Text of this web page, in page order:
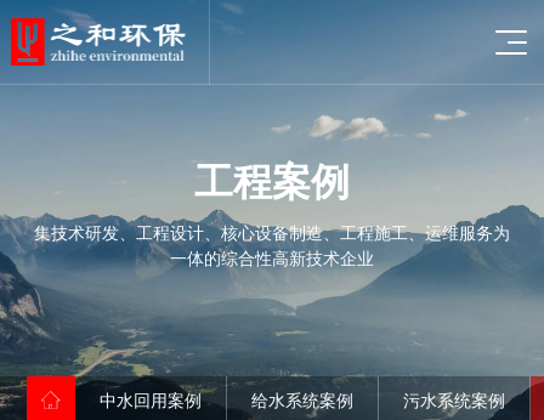
发展历程
企业文化
资质证书
工程案例
集技术研发、工程设计、核心设备制造、工程施工、运维服务为
一体的综合性高新技术企业
中水回用案例 给水系统案例 污水系统案例